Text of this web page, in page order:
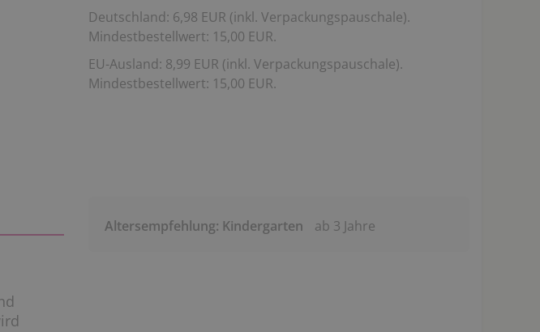
Deutschland: 6,98 EUR (inkl. Verpackungspauschale).
Mindestbestellwert: 15,00 EUR.
EU-Ausland: 8,99 EUR (inkl. Verpackungspauschale).
Mindestbestellwert: 15,00 EUR.
Altersempfehlung: Kindergarten ab 3 Jahre